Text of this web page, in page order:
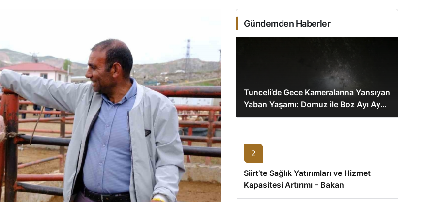
Gündemden Haberler
Tunceli’de Gece Kameralarına Yansıyan
Yaban Yaşamı: Domuz ile Boz Ayı Aynı
Karede
2
Siirt’te Sağlık Yatırımları ve Hizmet
Kapasitesi Artırımı – Bakan
Memişoğlu’nun Ziyareti